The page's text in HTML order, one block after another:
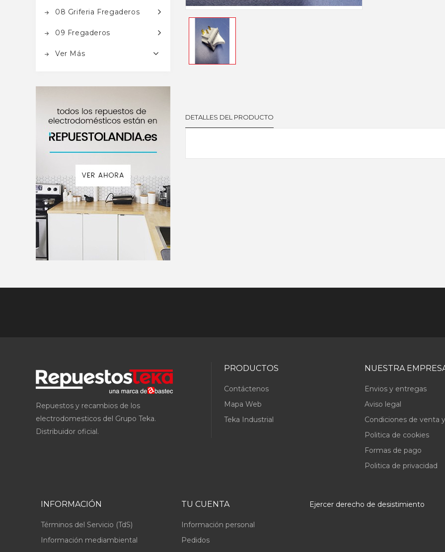
08 Griferia Fregaderos
09 Fregaderos
Ver Más
DETALLES DEL PRODUCTO
Repuestos y recambios de los
electrodomesticos del Grupo Teka.
Distribuidor oficial.
PRODUCTOS
Contáctenos
Mapa Web
Teka Industrial
NUESTRA
Envios y entregas
Aviso legal
Condiciones de venta
Politica de cookies
Formas de pago
Politica de privacidad
INFORMACIÓN
Términos del Servicio (TdS)
Información mediambiental
TU CUENTA
Información personal
Pedidos
Ejercer derecho de desistimiento